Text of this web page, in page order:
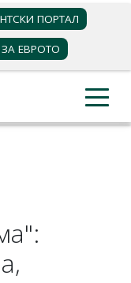
ПОРТАЛ
ЕВРОТО